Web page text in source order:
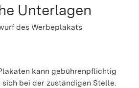
Unterlagen
des Werbeplakats
kann gebührenpflichtig
sich bei der zuständigen Stelle.